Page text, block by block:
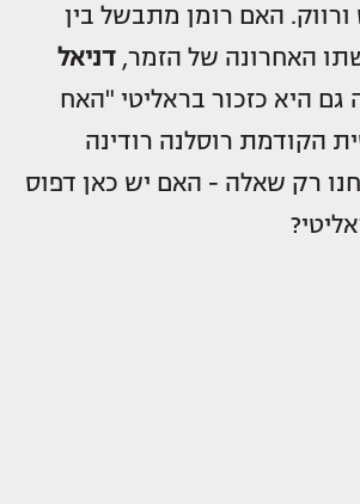
האם רומן מתבשל בין
האחרונה של הזמר, דניאל
היא כזכור בראליטי "האח
הקודמת רוסלנה רודינה
רק שאלה - האם יש כאן דפוס